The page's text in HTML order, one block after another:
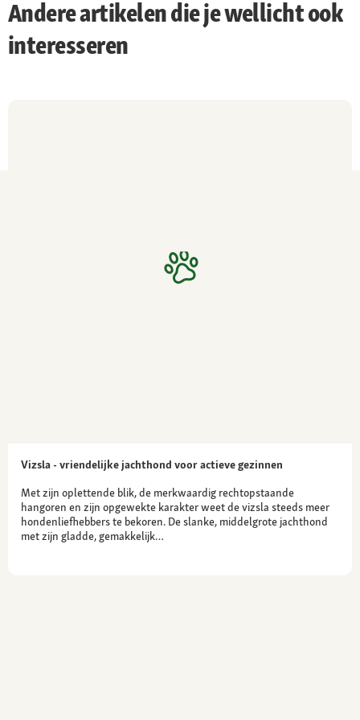
Andere artikelen die je wellicht ook
interesseren
Vizsla - vriendelijke jachthond voor actieve gezinnen
Met zijn oplettende blik, de merkwaardig rechtopstaande
hangoren en zijn opgewekte karakter weet de vizsla steeds meer
hondenliefhebbers te bekoren. De slanke, middelgrote jachthond
met zijn gladde, gemakkelijk…